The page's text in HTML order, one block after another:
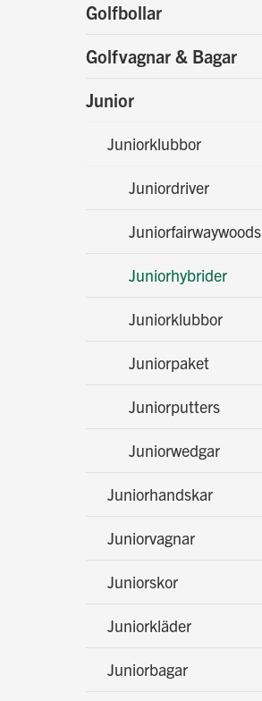
Golfbollar
Golfvagnar & Bagar
Junior
Juniorklubbor
Juniordriver
Juniorfairwaywoods
Juniorhybrider
Juniorklubbor
Juniorpaket
Juniorputters
Juniorwedgar
Juniorhandskar
Juniorvagnar
Juniorskor
Juniorkläder
Juniorbagar